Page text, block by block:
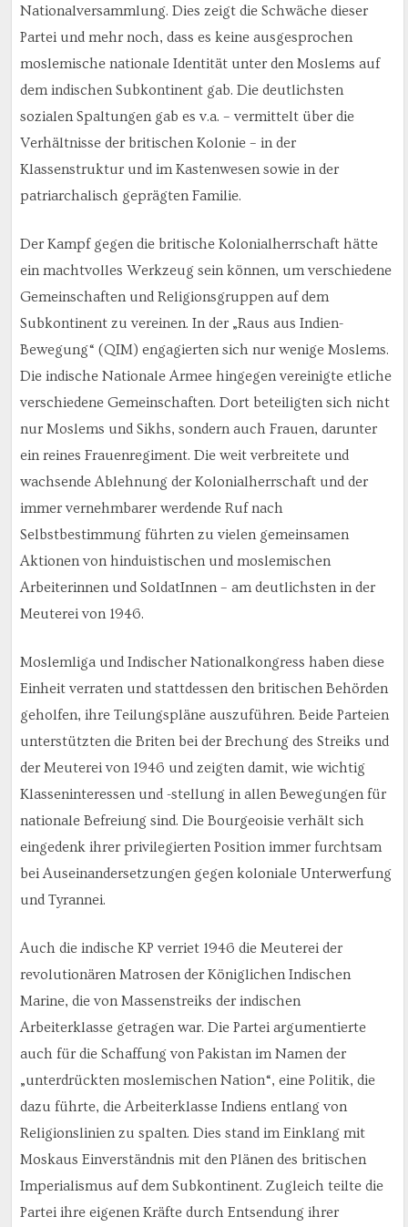
Nationalversammlung. Dies zeigt die Schwäche dieser
Partei und mehr noch, dass es keine ausgesprochen
moslemische nationale Identität unter den Moslems auf
dem indischen Subkontinent gab. Die deutlichsten
sozialen Spaltungen gab es v.a. – vermittelt über die
Verhältnisse der britischen Kolonie – in der
Klassenstruktur und im Kastenwesen sowie in der
patriarchalisch geprägten Familie.
Der Kampf gegen die britische Kolonialherrschaft hätte
ein machtvolles Werkzeug sein können, um verschiedene
Gemeinschaften und Religionsgruppen auf dem
Subkontinent zu vereinen. In der „Raus aus Indien-
Bewegung“ (QIM) engagierten sich nur wenige Moslems.
Die indische Nationale Armee hingegen vereinigte etliche
verschiedene Gemeinschaften. Dort beteiligten sich nicht
nur Moslems und Sikhs, sondern auch Frauen, darunter
ein reines Frauenregiment. Die weit verbreitete und
wachsende Ablehnung der Kolonialherrschaft und der
immer vernehmbarer werdende Ruf nach
Selbstbestimmung führten zu vielen gemeinsamen
Aktionen von hinduistischen und moslemischen
Arbeiterinnen und SoldatInnen – am deutlichsten in der
Meuterei von 1946.
Moslemliga und Indischer Nationalkongress haben diese
Einheit verraten und stattdessen den britischen Behörden
geholfen, ihre Teilungspläne auszuführen. Beide Parteien
unterstützten die Briten bei der Brechung des Streiks und
der Meuterei von 1946 und zeigten damit, wie wichtig
Klasseninteressen und -stellung in allen Bewegungen für
nationale Befreiung sind. Die Bourgeoisie verhält sich
eingedenk ihrer privilegierten Position immer furchtsam
bei Auseinandersetzungen gegen koloniale Unterwerfung
und Tyrannei.
Auch die indische KP verriet 1946 die Meuterei der
revolutionären Matrosen der Königlichen Indischen
Marine, die von Massenstreiks der indischen
Arbeiterklasse getragen war. Die Partei argumentierte
auch für die Schaffung von Pakistan im Namen der
„unterdrückten moslemischen Nation“, eine Politik, die
dazu führte, die Arbeiterklasse Indiens entlang von
Religionslinien zu spalten. Dies stand im Einklang mit
Moskaus Einverständnis mit den Plänen des britischen
Imperialismus auf dem Subkontinent. Zugleich teilte die
Partei ihre eigenen Kräfte durch Entsendung ihrer